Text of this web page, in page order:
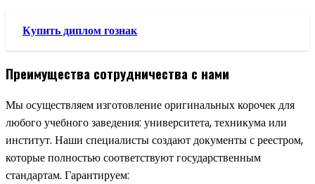
Купить диплом гознак
Преимущества сотрудничества с нами
Мы осуществляем изготовление оригинальных корочек для
любого учебного заведения: университета, техникума или
институт. Наши специалисты создают документы с реестром,
которые полностью соответствуют государственным
стандартам. Гарантируем: